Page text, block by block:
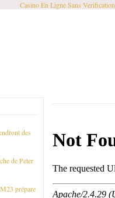
Casino En Ligne Sans Verification
des
de Peter
prépare